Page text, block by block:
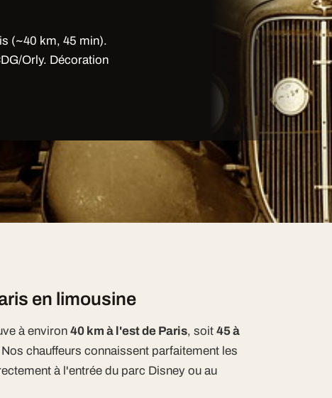
(~40 km, 45 min).
Orly. Décoration
exceptionnel dès le premier
en limousine de luxe depuis Paris,
portes du parc, aller-retour ou aller
en limousine
à environ40 km à l'est de Paris, soit45 à
chauffeurs connaissent parfaitement les
à l'entrée du parc Disney ou au